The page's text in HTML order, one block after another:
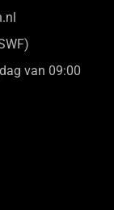
van 09:00